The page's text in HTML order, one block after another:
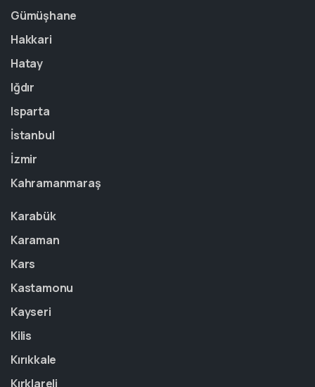
Gümüşhane
Hakkari
Hatay
Iğdır
Isparta
İstanbul
İzmir
Kahramanmaraş
Karabük
Karaman
Kars
Kastamonu
Kayseri
Kilis
Kırıkkale
Kırklareli